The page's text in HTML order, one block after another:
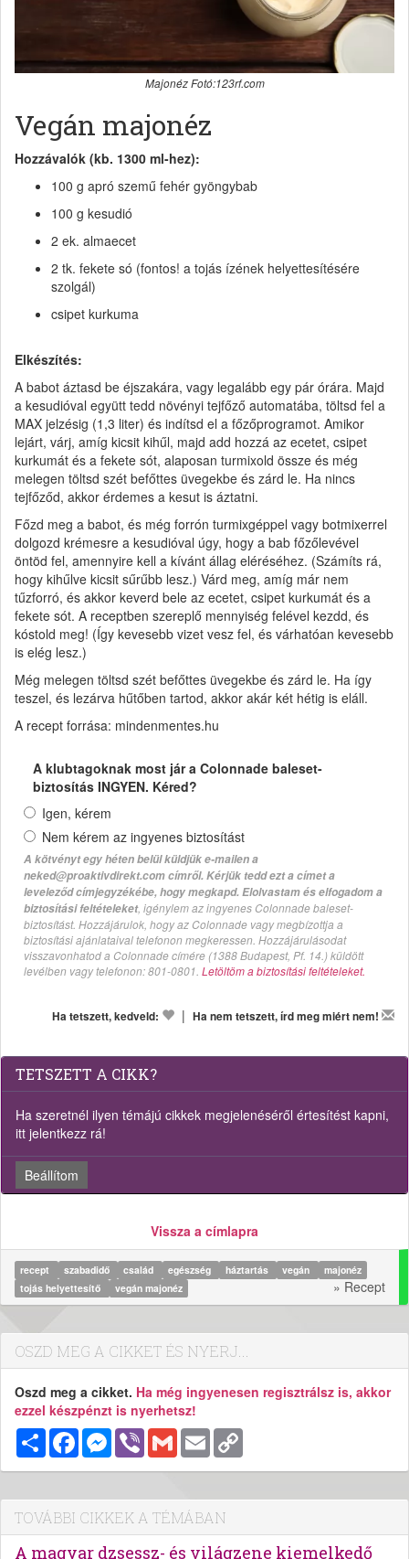
Majonéz Fotó:123rf.com
Vegán majonéz
Hozzávalók (kb. 1300 ml-hez):
100 g apró szemű fehér gyöngybab
100 g kesudió
2 ek. almaecet
2 tk. fekete só (fontos! a tojás ízének helyettesítésére
szolgál)
csipet kurkuma
Elkészítés:
A babot áztasd be éjszakára, vagy legalább egy pár órára. Majd
a kesudióval együtt tedd növényi tejfőző automatába, töltsd fel a
MAX jelzésig (1,3 liter) és indítsd el a főzőprogramot. Amikor
lejárt, várj, amíg kicsit kihűl, majd add hozzá az ecetet, csipet
kurkumát és a fekete sót, alaposan turmixold össze és még
melegen töltsd szét befőttes üvegekbe és zárd le. Ha nincs
tejfőződ, akkor érdemes a kesut is áztatni.
Főzd meg a babot, és még forrón turmixgéppel vagy botmixerrel
dolgozd krémesre a kesudióval úgy, hogy a bab főzőlevével
öntöd fel, amennyire kell a kívánt állag eléréséhez. (Számíts rá,
hogy kihűlve kicsit sűrűbb lesz.) Várd meg, amíg már nem
tűzforró, és akkor keverd bele az ecetet, csipet kurkumát és a
fekete sót. A receptben szereplő mennyiség felével kezdd, és
kóstold meg! (Így kevesebb vizet vesz fel, és várhatóan kevesebb
is elég lesz.)
Még melegen töltsd szét befőttes üvegekbe és zárd le. Ha így
teszel, és lezárva hűtőben tartod, akkor akár két hétig is eláll.
A recept forrása: mindenmentes.hu
A klubtagoknak most jár a Colonnade baleset-
biztosítás INGYEN. Kéred?
Igen, kérem
Nem kérem az ingyenes biztosítást
A kötvényt egy héten belül küldjük e-mailen a
neked@proaktivdirekt.com címről. Kérjük tedd ezt a címet a
leveleződ címjegyzékébe, hogy megkapd. Elolvastam és elfogadom a
biztosítási feltételeket, igénylem az ingyenes Colonnade baleset-
biztosítást. Hozzájárulok, hogy az Colonnade vagy megbízottja a
biztosítási ajánlataival telefonon megkeressen. Hozzájárulásodat
visszavonhatod a Colonnade címére (1388 Budapest, Pf. 14.) küldött
levélben vagy telefonon: 801-0801. Letöltöm a biztosítási feltételeket.
Ha tetszett, kedveld: | Ha nem tetszett, írd meg miért nem!
TETSZETT A CIKK?
Ha szeretnél ilyen témájú cikkek megjelenéséről értesítést kapni,
itt jelentkezz rá!
Beállítom
Vissza a címlapra
recept szabadidő család egészség háztartás vegán
majonéz
tojás helyettesítő
vegán majonéz » Recept
OSZD MEG A CIKKET ÉS NYERJ...
Oszd meg a cikket. Ha még ingyenesen regisztrálsz is, akkor
ezzel készpénzt is nyerhetsz!
MegosztásFacebookMessenger
Viber Gmail Email
TOVÁBBI CIKKEK A TÉMÁBAN
A magyar dzsessz- és világzene kiemelkedő